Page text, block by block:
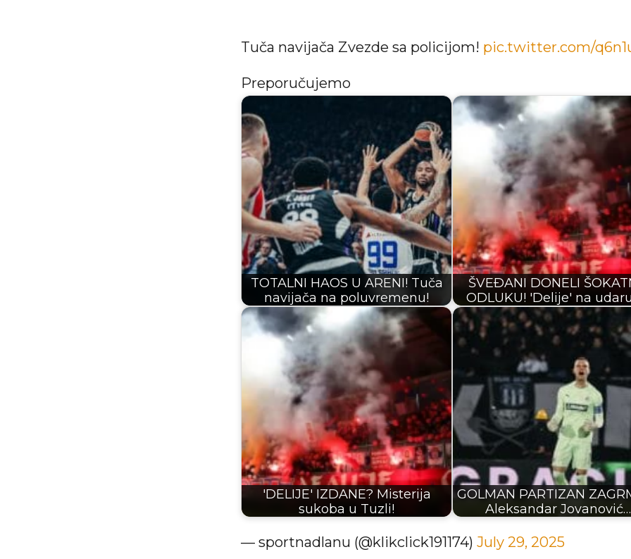
Tuča navijača Zvezde sa policijom! pic.twitter.com/
Preporučujemo
TOTALNI HAOS U ARENI! Tuča
navijača na poluvremenu!
ŠVEÐANI DONELI
ODLUKU! 'Delije' na
'DELIJE' IZDANE? Misterija
sukoba u Tuzli!
GOLMAN PARTIZAN
Aleksandar Jovanović…
— sportnadlanu (@klikclick191174)July 29, 2025